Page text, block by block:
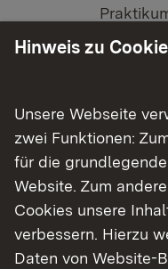
Ein Praktikum zur
eine ein- bzw.
über mehrere
nicht notwendig.
als wenig effizient
einzuschätzen.
Hinweis zu
Unsere Webseite
zwei Funktionen:
für die
Website. Zum
Cookies unsere
verbessern. Hierzu
Daten von Website-